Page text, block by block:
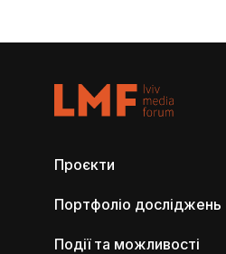
Проєкти
Портфоліо досліджень
Події та можливості